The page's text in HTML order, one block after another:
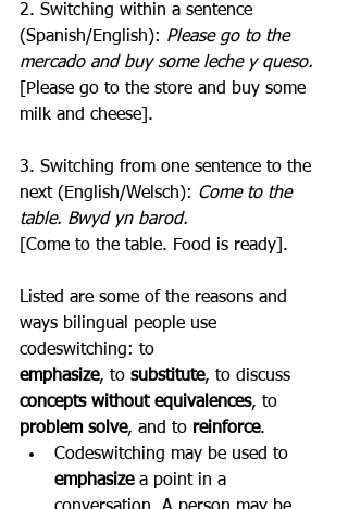
2. Switching within a sentence
(Spanish/English): Please go to the
mercado and buy some leche y queso.
[Please go to the store and buy some
milk and cheese].
3. Switching from one sentence to the
next (English/Welsch): Come to the
table. Bwyd yn barod.
[Come to the table. Food is ready].
Listed are some of the reasons and
ways bilingual people use
codeswitching: to
emphasize, to substitute, to discuss
concepts without equivalences, to
problem solve, and to reinforce.
Codeswitching may be used to
emphasize a point in a